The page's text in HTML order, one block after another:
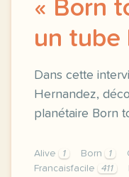
« Born
un tube
Dans cette
Hernandez,
planétaire Born
Alive 1 Born 1
Francaisfacile
411